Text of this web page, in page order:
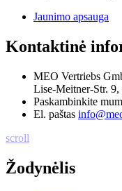
Jaunimo apsauga
Kontaktinė
MEO Vertriebs
Lise-Meitner-Str.
Paskambinkite
El. paštas
scroll
Žodynėlis